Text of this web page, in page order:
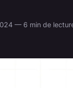
— 6 min de